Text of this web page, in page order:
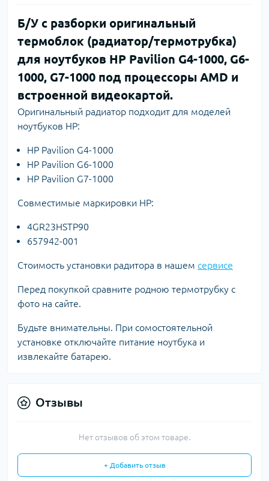
Б/У с разборки оригинальный
термоблок (радиатор/термотрубка)
для ноутбуков HP Pavilion G4-1000, G6-
1000, G7-1000 под процессоры AMD и
встроенной видеокартой.
Оригинальный радиатор подходит для моделей
ноутбуков HP:
HP Pavilion G4-1000
HP Pavilion G6-1000
HP Pavilion G7-1000
Совместимые маркировки HP:
4GR23HSTP90
657942-001
Стоимость установки радитора в нашем сервисе
Перед покупкой сравните родною термотрубку с
фото на сайте.
Будьте внимательны. При сомостоятельной
установке отключайте питание ноутбука и
извлекайте батарею.
Отзывы
Нет отзывов об этом товаре.
+ Добавить отзыв